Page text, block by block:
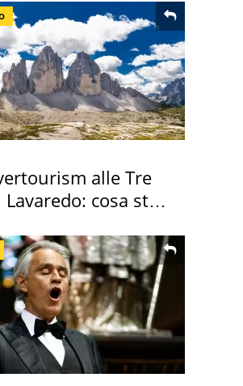
alle Tre
Lavaredo: cosa sta